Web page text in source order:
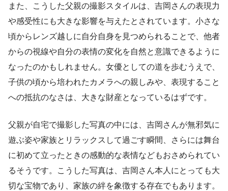
また、こうした父親の撮影スタイルは、吉岡さんの表現力
や感受性にも大きな影響を与えたとされています。小さな
頃からレンズ越しに自分自身を見つめられることで、他者
からの視線や自分の表情の変化を自然と意識できるように
なったのかもしれません。女優としての道を歩むうえで、
子供の頃から培われたカメラへの親しみや、表現すること
への抵抗のなさは、大きな財産となっているはずです。
父親が自宅で撮影した写真の中には、吉岡さんが無邪気に
遊ぶ姿や家族とリラックスして過ごす瞬間、さらには舞台
に初めて立ったときの感動的な表情などもおさめられてい
るそうです。こうした写真は、吉岡さん本人にとっても大
切な宝物であり、家族の絆を象徴する存在でもあります。